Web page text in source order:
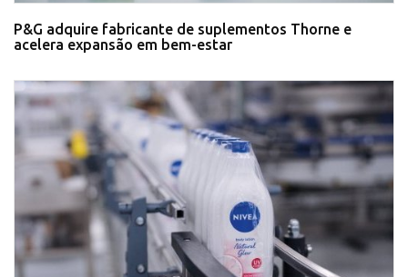
P&G adquire fabricante de suplementos Thorne e
acelera expansão em bem-estar